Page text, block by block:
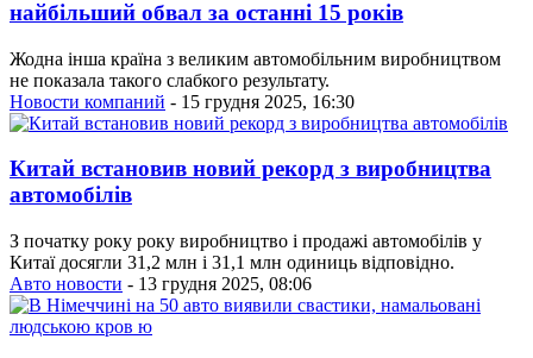
найбільший обвал за останні 15 років
Жодна інша країна з великим автомобільним виробництвом
не показала такого слабкого результату.
Новости компаний - 15 грудня 2025, 16:30
Китай встановив новий рекорд з виробництва
автомобілів
З початку року року виробництво і продажі автомобілів у
Китаї досягли 31,2 млн і 31,1 млн одиниць відповідно.
Авто новости - 13 грудня 2025, 08:06